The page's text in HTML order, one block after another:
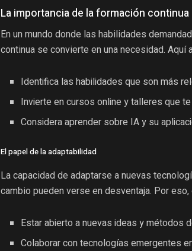
La importancia de la formación continua
En un mundo donde las habilidades
continua se convierte en una necesidad. Aquí
Identifica las habilidades que son más
Invierte en cursos online y talleres que
Considera aprender sobre IA y su
El papel de la adaptabilidad
La capacidad de adaptarse a nuevas
cambio pueden verse en desventaja. Por eso,
Estar abierto a nuevas ideas y métodos
Colaborar con tecnologías emergentes